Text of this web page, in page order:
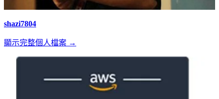
shazi7804
顯示完整個人檔案 →